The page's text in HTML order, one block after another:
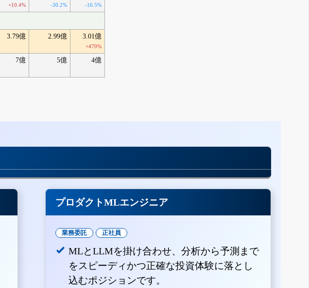
+10.4% -30.2% -16.5%
3.79億 2.99億 3.01億
+470%
7億 5億 4億
プロダクトMLエンジニア
業務委託 正社員
MLとLLMを掛け合わせ、分析から予測まで
をスピーディかつ正確な投資体験に落とし
込むポジションです。